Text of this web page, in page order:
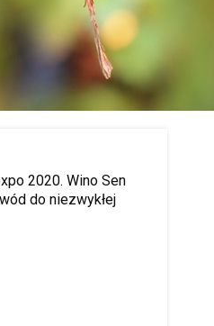
2020. Wino Sen
do niezwykłej